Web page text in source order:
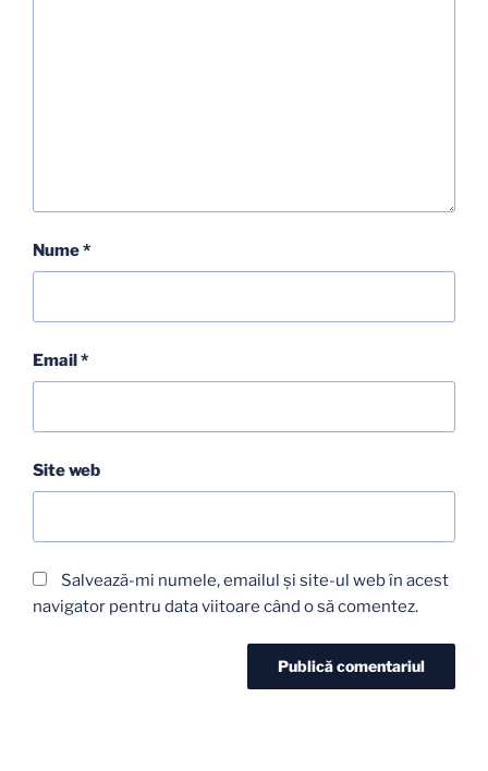
Nume*
Email*
Site web
Salvează-mi numele, emailul și site-ul web în acest
navigator pentru data viitoare când o să comentez.